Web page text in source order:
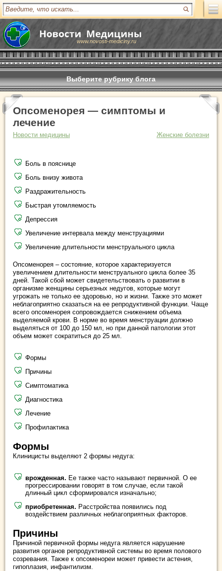
www.novosti-mediciny.ru
Выберите рубрику блога
Опсоменорея — симптомы и
лечение
Новости медицины Женские болезни
Боль в пояснице
Боль внизу живота
Раздражительность
Быстрая утомляемость
Депрессия
Увеличение интервала между менструациями
Увеличение длительности менструального цикла
Опсоменорея – состояние, которое характеризуется
увеличением длительности менструального цикла более 35
дней. Такой сбой может свидетельствовать о развитии в
организме женщины серьезных недугов, которые могут
угрожать не только ее здоровью, но и жизни. Также это может
неблагоприятно сказаться на ее репродуктивной функции. Чаще
всего опсоменорея сопровождается снижением объема
выделяемой крови. В норме во время менструации должно
выделяться от 100 до 150 мл, но при данной патологии этот
объем может сократиться до 25 мл.
Формы
Причины
Симптоматика
Диагностика
Лечение
Профилактика
Формы
Клиницисты выделяют 2 формы недуга:
врожденная. Ее также часто называют первичной. О ее
прогрессировании говорят в том случае, если такой
длинный цикл сформировался изначально;
приобретенная. Расстройства появились под
воздействием различных неблагоприятных факторов.
Причины
Причиной первичной формы недуга является нарушение
развития органов репродуктивной системы во время полового
созревания. Также к опсоменореи может привести астения,
гипоплазия, инфантилизм.